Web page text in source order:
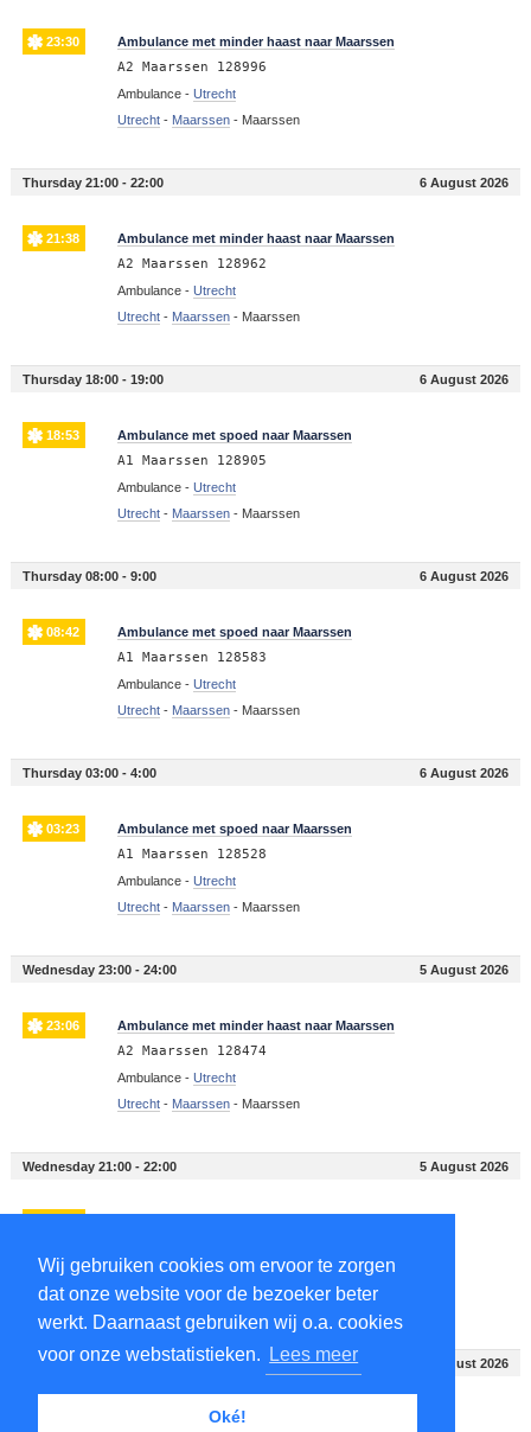
Wij gebruiken cookies om ervoor te zorgen
dat onze website voor de bezoeker beter
werkt. Daarnaast gebruiken wij o.a. cookies
voor onze webstatistieken.
Lees meer
Oké!
23:30 Ambulance met minder haast naar Maarssen
A2 Maarssen 128996
Ambulance - Utrecht
Utrecht- Maarssen- Maarssen
Thursday 21:00 - 22:00 6 August 2026
21:38 Ambulance met minder haast naar Maarssen
A2 Maarssen 128962
Ambulance - Utrecht
Utrecht- Maarssen- Maarssen
Thursday 18:00 - 19:00 6 August 2026
18:53 Ambulance met spoed naar Maarssen
A1 Maarssen 128905
Ambulance - Utrecht
Utrecht- Maarssen- Maarssen
Thursday 08:00 - 9:00 6 August 2026
08:42 Ambulance met spoed naar Maarssen
A1 Maarssen 128583
Ambulance - Utrecht
Utrecht- Maarssen- Maarssen
Thursday 03:00 - 4:00 6 August 2026
03:23 Ambulance met spoed naar Maarssen
A1 Maarssen 128528
Ambulance - Utrecht
Utrecht- Maarssen- Maarssen
Wednesday 23:00 - 24:00 5 August 2026
23:06 Ambulance met minder haast naar Maarssen
A2 Maarssen 128474
Ambulance - Utrecht
Utrecht- Maarssen- Maarssen
Wednesday 21:00 - 22:00 5 August 2026
Ambulance -Utrecht
Utrecht-Maarssen-Maarssen
Wednesday 18:00 - 19:00 5 August 2026
Ambulance met minder haast naar Maarssen